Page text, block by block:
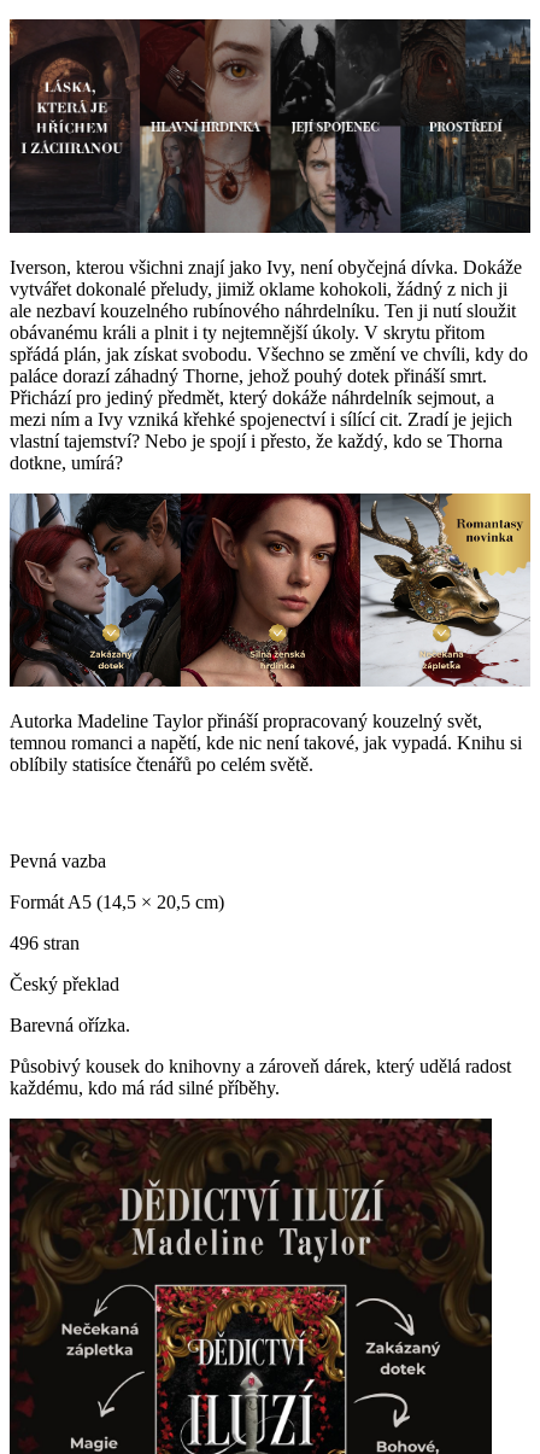
Iverson, kterou všichni znají jako Ivy, není obyčejná dívka. Dokáže
vytvářet dokonalé přeludy, jimiž oklame kohokoli, žádný z nich ji
ale nezbaví kouzelného rubínového náhrdelníku. Ten ji nutí sloužit
obávanému králi a plnit i ty nejtemnější úkoly. V skrytu přitom
spřádá plán, jak získat svobodu. Všechno se změní ve chvíli, kdy do
paláce dorazí záhadný Thorne, jehož pouhý dotek přináší smrt.
Přichází pro jediný předmět, který dokáže náhrdelník sejmout, a
mezi ním a Ivy vzniká křehké spojenectví i sílící cit. Zradí je jejich
vlastní tajemství? Nebo je spojí i přesto, že každý, kdo se Thorna
dotkne, umírá?
Autorka Madeline Taylor přináší propracovaný kouzelný svět,
temnou romanci a napětí, kde nic není takové, jak vypadá. Knihu si
oblíbily statisíce čtenářů po celém světě.
Pevná vazba
Formát A5 (14,5 × 20,5 cm)
496 stran
Český překlad
Barevná ořízka.
Působivý kousek do knihovny a zároveň dárek, který udělá radost
každému, kdo má rád silné příběhy.